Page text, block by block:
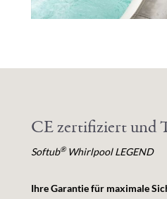
CE zertifiziert und
Softub®Whirlpool LEGEND
Ihre Garantie für maximale